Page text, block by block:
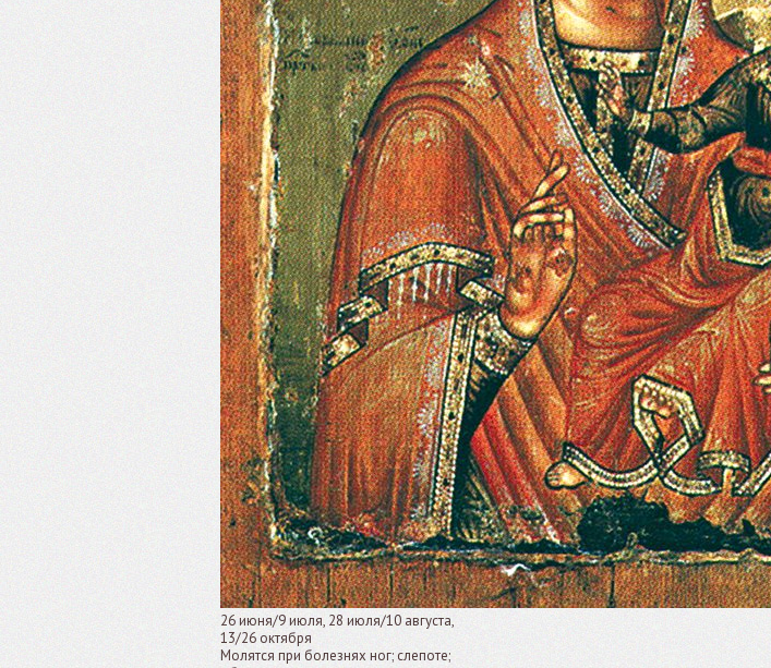
26 июня/9 июля, 28 июля/10 августа,
13/26 октября
Молятся при болезнях ног; слепоте;